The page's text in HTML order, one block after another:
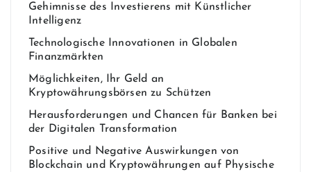
Gehim​nisse des Invest​ierens mit Künstlicher
Intelligenz
Technologische Innovationen in Globalen
Finanzmärkten
Möglichkeiten, Ihr Geld an
Kryptowährungsbörsen zu Schützen
Herausforderungen und Chancen für Banken bei
der Digitalen Transformation
Positive und Negative Auswirkungen von
Blockchain und Kryptowährungen auf Physische